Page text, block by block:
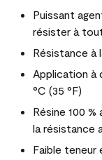
Puissant
résister à
Résistance à
Application à
°C (35 °F)
Résine 100
la résistance
Faible teneur